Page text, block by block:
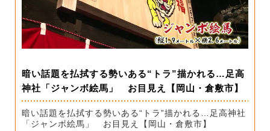
暗い話題を払拭する勢いある“トラ”描かれる…足高
神社「ジャンボ絵馬」 お目見え【岡山・倉敷市】
暗い話題を払拭する勢いある“トラ”描かれる…足高神社
「ジャンボ絵馬」 お目見え【岡山・倉敷市】